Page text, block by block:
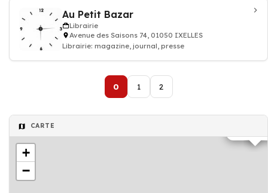
Au Petit Bazar
Librairie
Avenue des Saisons 74, 01050 IXELLES
Librairie: magazine, journal, presse
0 1 2
CARTE
+
−